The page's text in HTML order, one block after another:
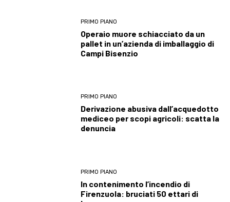
PRIMO PIANO
Operaio muore schiacciato da un
pallet in un’azienda di imballaggio di
Campi Bisenzio
PRIMO PIANO
Derivazione abusiva dall’acquedotto
mediceo per scopi agricoli: scatta la
denuncia
PRIMO PIANO
In contenimento l’incendio di
Firenzuola: bruciati 50 ettari di